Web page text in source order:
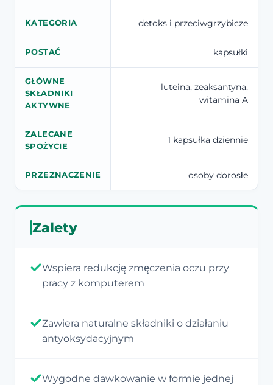
KATEGORIA detoks i przeciwgrzybicze
POSTAĆ kapsułki
GŁÓWNE
SKŁADNIKI
AKTYWNE
luteina, zeaksantyna,
witamina A
ZALECANE
SPOŻYCIE
1 kapsułka dziennie
PRZEZNACZENIE osoby dorosłe
Zalety
Wspiera redukcję zmęczenia oczu przy
pracy z komputerem
Zawiera naturalne składniki o działaniu
antyoksydacyjnym
Wygodne dawkowanie w formie jednej